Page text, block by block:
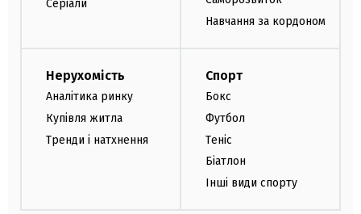
Серіали
Навчання за кордоном
Нерухомість
Аналітика ринку
Купівля житла
Тренди і натхнення
Спорт
Бокс
Футбол
Теніс
Біатлон
Інші види спорту